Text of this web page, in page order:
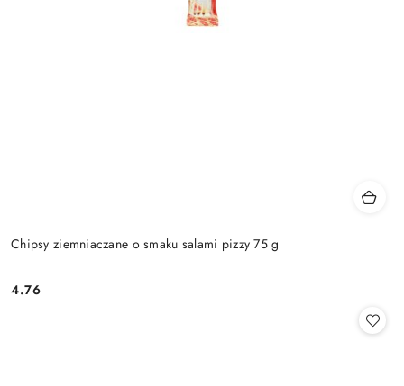
Chipsy ziemniaczane o smaku salami pizzy 75 g
Cena:
4.76